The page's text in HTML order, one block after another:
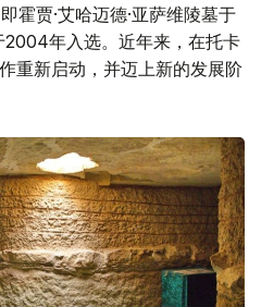
霍贾·艾哈迈德·亚萨维陵墓于
年入选。近年来，在托卡
重新启动，并迈上新的发展阶